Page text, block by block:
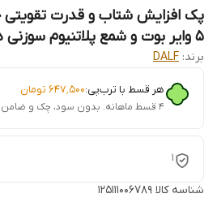
۵ وایر بوت و شمع پلاتنیوم سوزنی دالف آلمان اصلی
برند: DALF
هر قسط با ترب‌پی:۶۴۷٬۵۰۰ تومان
۴ قسط ماهانه. بدون سود، چک و ضامن.
1
شناسه کالا ۱۲۵۱۱۱۰۰۶۷۸۹